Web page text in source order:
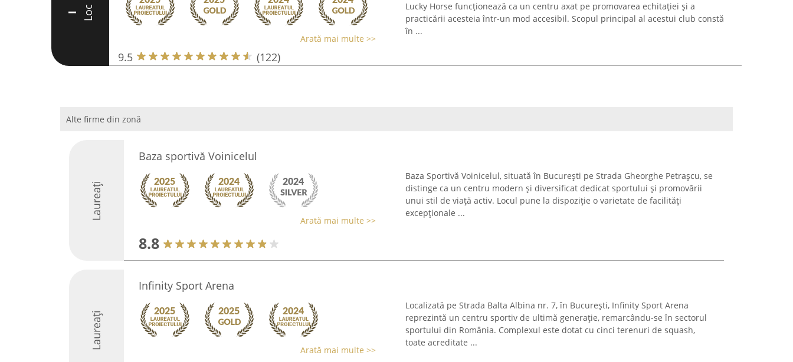
I Loc
Arată mai multe >>
9.5 (122)
Lucky Horse funcționează ca un centru axat pe promovarea echitației și a
practicării acesteia într-un mod accesibil. Scopul principal al acestui club constă
în ...
Alte firme din zonă
Laureați
Baza sportivă Voinicelul
Arată mai multe >>
8.8
Baza Sportivă Voinicelul, situată în București pe Strada Gheorghe Petrașcu, se
distinge ca un centru modern și diversificat dedicat sportului și promovării
unui stil de viață activ. Locul pune la dispoziție o varietate de facilități
excepționale ...
Laureați
Infinity Sport Arena
Arată mai multe >>
Localizată pe Strada Balta Albina nr. 7, în București, Infinity Sport Arena
reprezintă un centru sportiv de ultimă generație, remarcându-se în sectorul
sportului din România. Complexul este dotat cu cinci terenuri de squash,
toate acreditate ...